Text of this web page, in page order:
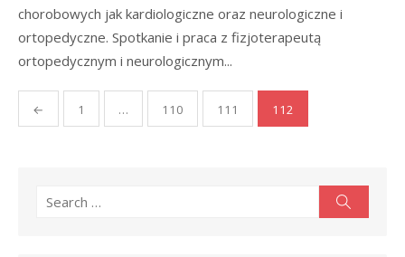
chorobowych jak kardiologiczne oraz neurologiczne i
ortopedyczne. Spotkanie i praca z fizjoterapeutą
ortopedycznym i neurologicznym...
Stronicowanie
wpisów
← 1 … 110 111 112
Search